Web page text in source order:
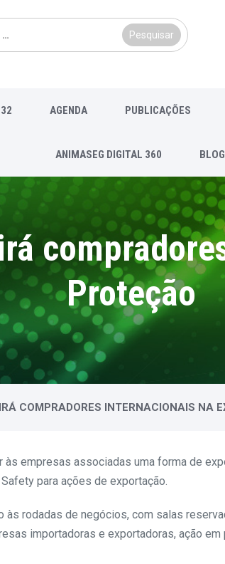
AGENDA PUBLICAÇÕES
ANIMASEG DIGITAL 360 BLOG
Proteção
COMPRADORES INTERNACIONAIS NA
às empresas associadas uma forma de
para ações de exportação.
rodadas de negócios, com salas
importadoras e exportadoras, ação em